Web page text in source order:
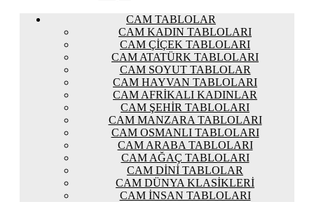
CAM TABLOLAR
CAM KADIN TABLOLARI
CAM ÇIÇEK TABLOLARI
CAM ATATÜRK TABLOLARI
CAM SOYUT TABLOLAR
CAM HAYVAN TABLOLARI
CAM AFRIKALI KADINLAR
CAM ŞEHIR TABLOLARI
CAM MANZARA TABLOLARI
CAM OSMANLI TABLOLARI
CAM ARABA TABLOLARI
CAM AĞAÇ TABLOLARI
CAM DINI TABLOLAR
CAM DÜNYA KLASIKLERI
CAM İNSAN TABLOLARI